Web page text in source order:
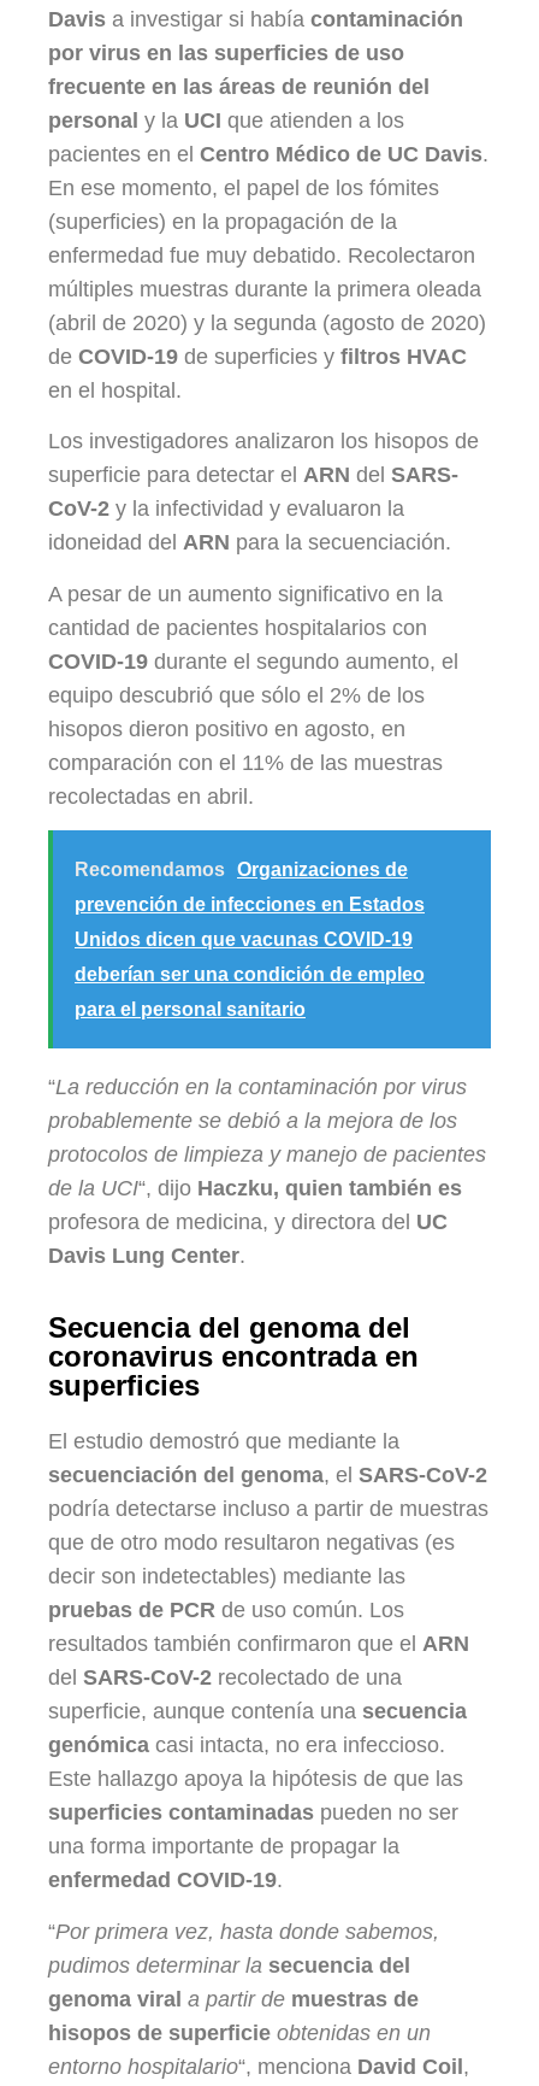
Davis a investigar si había contaminación
por virus en las superficies de uso
frecuente en las áreas de reunión del
personal y la UCI que atienden a los
pacientes en el Centro Médico de UC Davis.
En ese momento, el papel de los fómites
(superficies) en la propagación de la
enfermedad fue muy debatido. Recolectaron
múltiples muestras durante la primera oleada
(abril de 2020) y la segunda (agosto de 2020)
de COVID-19 de superficies y filtros HVAC
en el hospital.
Los investigadores analizaron los hisopos de
superficie para detectar el ARN del SARS-
CoV-2 y la infectividad y evaluaron la
idoneidad del ARN para la secuenciación.
A pesar de un aumento significativo en la
cantidad de pacientes hospitalarios con
COVID-19 durante el segundo aumento, el
equipo descubrió que sólo el 2% de los
hisopos dieron positivo en agosto, en
comparación con el 11% de las muestras
recolectadas en abril.
Recomendamos Organizaciones de
prevención de infecciones en Estados
Unidos dicen que vacunas COVID-19
deberían ser una condición de empleo
para el personal sanitario
“La reducción en la contaminación por virus
probablemente se debió a la mejora de los
protocolos de limpieza y manejo de pacientes
de la UCI“, dijo Haczku, quien también es
profesora de medicina, y directora del UC
Davis Lung Center.
Secuencia del genoma del
coronavirus encontrada en
superficies
El estudio demostró que mediante la
secuenciación del genoma, el SARS-CoV-2
podría detectarse incluso a partir de muestras
que de otro modo resultaron negativas (es
decir son indetectables) mediante las
pruebas de PCR de uso común. Los
resultados también confirmaron que el ARN
del SARS-CoV-2 recolectado de una
superficie, aunque contenía una secuencia
genómica casi intacta, no era infeccioso.
Este hallazgo apoya la hipótesis de que las
superficies contaminadas pueden no ser
una forma importante de propagar la
enfermedad COVID-19.
“Por primera vez, hasta donde sabemos,
pudimos determinar la secuencia del
genoma viral a partir de muestras de
hisopos de superficie obtenidas en un
entorno hospitalario“, menciona David Coil,